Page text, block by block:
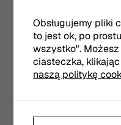
Teatr nie ponosi
uszkodzone,
osobie przez
vouchera Teatr
Voucher oraz
Obsługujemy pliki
to jest ok, po
wszystko".
ciasteczka,
naszą politykę